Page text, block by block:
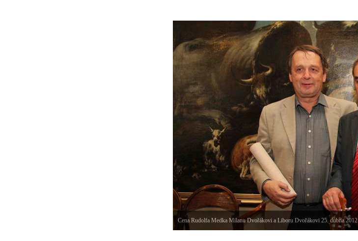
Cena Rudolfa Medka Milanu Dvořákovi a Liboru Dvořákovi 25. dubna 2012